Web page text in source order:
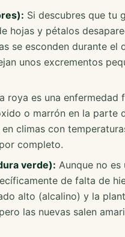
Si descubres que tu
hojas y pétalos
se esconden durante el
unos excrementos
roya es una enfermedad
o marrón en la parte
climas con
completo.
verde): Aunque no es
de falta de
alto (alcalino) y la
las nuevas salen